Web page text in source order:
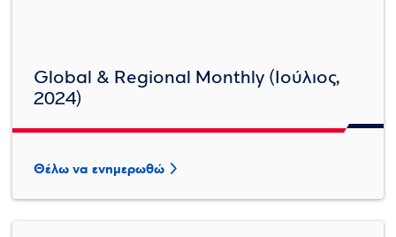
Global & Regional Monthly (Ιούλιος,
2024)
Θέλω να ενημερωθώ